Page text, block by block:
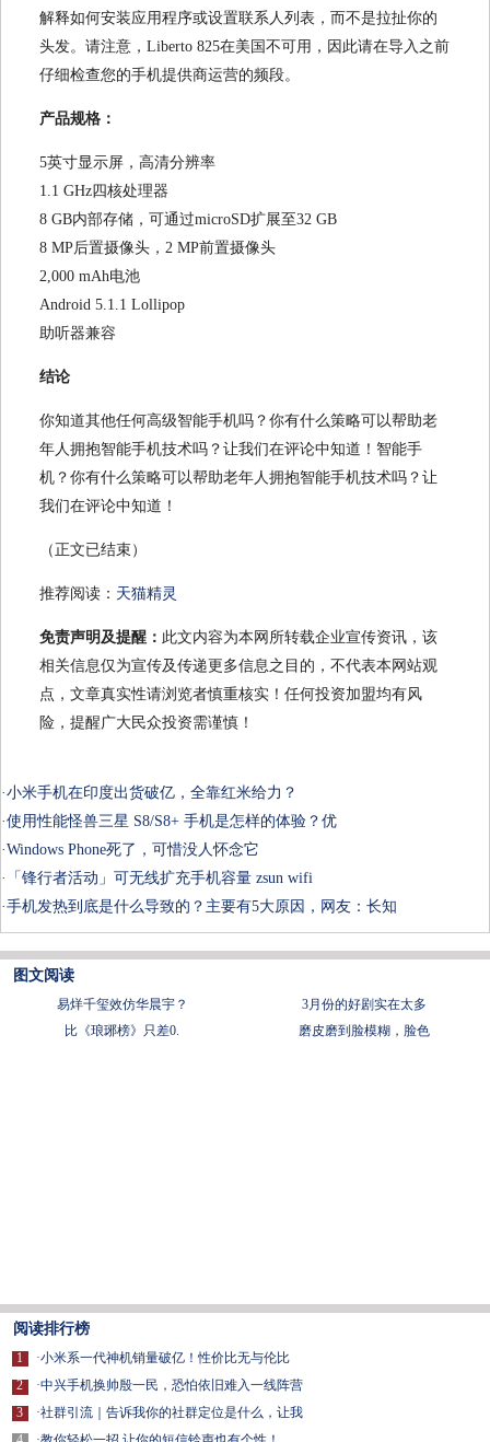
解释如何安装应用程序或设置联系人列表，而不是拉扯你的
头发。请注意，Liberto 825在美国不可用，因此请在导入之前
仔细检查您的手机提供商运营的频段。
产品规格：
5英寸显示屏，高清分辨率
1.1 GHz四核处理器
8 GB内部存储，可通过microSD扩展至32 GB
8 MP后置摄像头，2 MP前置摄像头
2,000 mAh电池
Android 5.1.1 Lollipop
助听器兼容
结论
你知道其他任何高级智能手机吗？你有什么策略可以帮助老
年人拥抱智能手机技术吗？让我们在评论中知道！智能手
机？你有什么策略可以帮助老年人拥抱智能手机技术吗？让
我们在评论中知道！
（正文已结束）
推荐阅读： 天猫精灵
免责声明及提醒： 此文内容为本网所转载企业宣传资讯，该
相关信息仅为宣传及传递更多信息之目的，不代表本网站观
点，文章真实性请浏览者慎重核实！任何投资加盟均有风
险，提醒广大民众投资需谨慎！
·小米手机在印度出货破亿，全靠红米给力？
·使用性能怪兽三星 S8/S8+ 手机是怎样的体验？优
·Windows Phone死了，可惜没人怀念它
·
「锋行者活动」可无线扩充手机容量 zsun wifi
·手机发热到底是什么导致的？主要有5大原因，网友：长知
图文阅读
易烊千玺效仿华晨宇？
3月份的好剧实在太多
比《琅琊榜》只差0.
磨皮磨到脸模糊，脸色
阅读排行榜
1
2
3
·小米系一代神机销量破亿！性价比无与伦比
·中兴手机换帅殷一民，恐怕依旧难入一线阵营
·社群引流｜告诉我你的社群定位是什么，让我